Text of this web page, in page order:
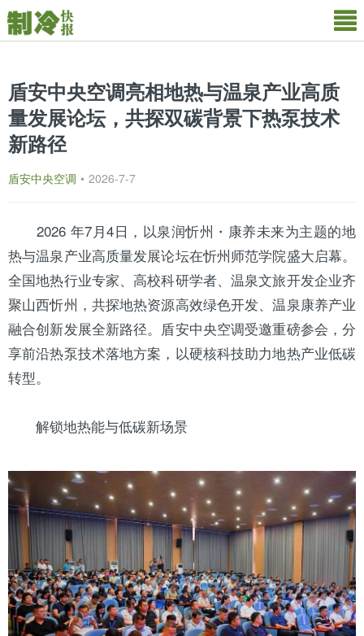
盾安中央空调亮相地热与温泉产业高质
量发展论坛，共探双碳背景下热泵技术
新路径
盾安中央空调 • 2026-7-7
2026 年7月4日，以泉润忻州・康养未来为主题的地
热与温泉产业高质量发展论坛在忻州师范学院盛大启幕。
全国地热行业专家、高校科研学者、温泉文旅开发企业齐
聚山西忻州，共探地热资源高效绿色开发、温泉康养产业
融合创新发展全新路径。 盾安中央空调受邀重磅参会，分
享前沿热泵技术落地方案，以硬核科技助力地热产业低碳
转型。
解锁地热能与低碳新场景